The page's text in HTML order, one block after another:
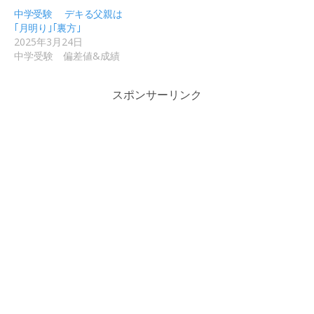
中学受験 デキる父親は
｢月明り｣｢裏方｣
2025年3月24日
中学受験 偏差値&成績
スポンサーリンク